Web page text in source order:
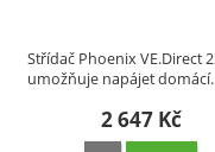
Střídač Phoenix VE.Direct
umožňuje napájet
2 647 Kč